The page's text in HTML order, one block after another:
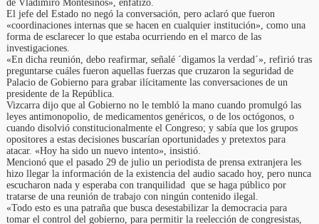
de Vladimiro Montesinos», enfatizó.
El jefe del Estado no negó la conversación, pero aclaró que fueron
«coordinaciones internas que se hacen en cualquier institución», como una
forma de esclarecer lo que estaba ocurriendo en el marco de las
investigaciones.
«En dicha reunión, debo reafirmar, señalé ´digamos la verdad´», refirió tras
preguntarse cuáles fueron aquellas fuerzas que cruzaron la seguridad de
Palacio de Gobierno para grabar ilícitamente las conversaciones de un
presidente de la República.
Vizcarra dijo que al Gobierno no le tembló la mano cuando promulgó las
leyes antimonopolio, de medicamentos genéricos, o de los octógonos, o
cuando disolvió constitucionalmente el Congreso; y sabía que los grupos
opositores a estas decisiones buscarían oportunidades y pretextos para
atacar. «Hoy ha sido un nuevo intento», insistió.
Mencionó que el pasado 29 de julio un periodista de prensa extranjera les
hizo llegar la información de la existencia del audio sacado hoy, pero nunca
escucharon nada y esperaba con tranquilidad que se haga público por
tratarse de una reunión de trabajo con ningún contenido ilegal.
«Todo esto es una patraña que busca desestabilizar la democracia para
tomar el control del gobierno, para permitir la reelección de congresistas,